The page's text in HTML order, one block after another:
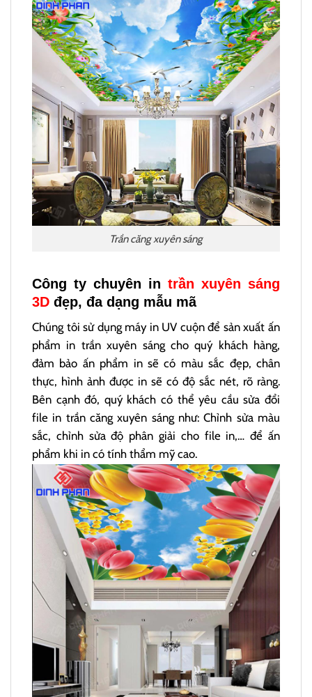
Trần căng xuyên sáng
Công ty chuyên in trần xuyên sáng
3D đẹp, đa dạng mẫu mã
Chúng tôi sử dụng máy in UV cuộn để sản xuất ấn
phẩm in trần xuyên sáng cho quý khách hàng,
đảm bảo ấn phẩm in sẽ có màu sắc đẹp, chân
thực, hình ảnh được in sẽ có độ sắc nét, rõ ràng.
Bên cạnh đó, quý khách có thể yêu cầu sửa đổi
file in trần căng xuyên sáng như: Chỉnh sửa màu
sắc, chỉnh sửa độ phân giải cho file in,… để ấn
phẩm khi in có tính thẩm mỹ cao.